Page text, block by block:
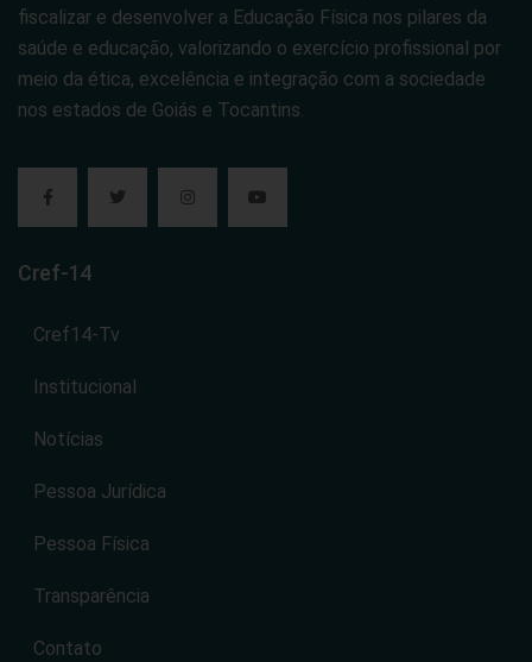
fiscalizar e desenvolver a Educação Física nos pilares da
saúde e educação, valorizando o exercício profissional por
meio da ética, excelência e integração com a sociedade
nos estados de Goiás e Tocantins.
Cref-14
Cref14-Tv
Institucional
Notícias
Pessoa Jurídica
Pessoa Física
Transparência
Contato